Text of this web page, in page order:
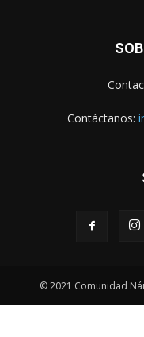
Contáctanos:
© 2021 Comunidad